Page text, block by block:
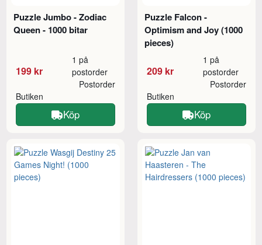
Puzzle Jumbo - Zodiac
Queen - 1000 bitar
199 kr
1 på
postorder
Butiken
Postorder
Köp
Puzzle Falcon -
Optimism and Joy (1000
pieces)
209 kr
1 på
postorder
Butiken
Postorder
Köp